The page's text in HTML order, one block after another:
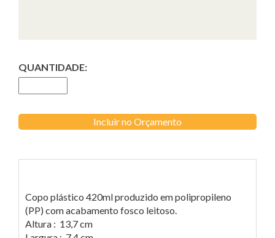
QUANTIDADE:
Incluir no Orçamento
Copo plástico 420ml produzido em polipropileno
(PP) com acabamento fosco leitoso.
Altura : 13,7 cm